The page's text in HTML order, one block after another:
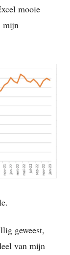
mooie
mijn
geweest,
van mijn